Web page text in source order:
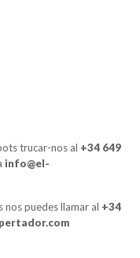
trucar-nos al +34 649
info@el-
puedes llamar al +34